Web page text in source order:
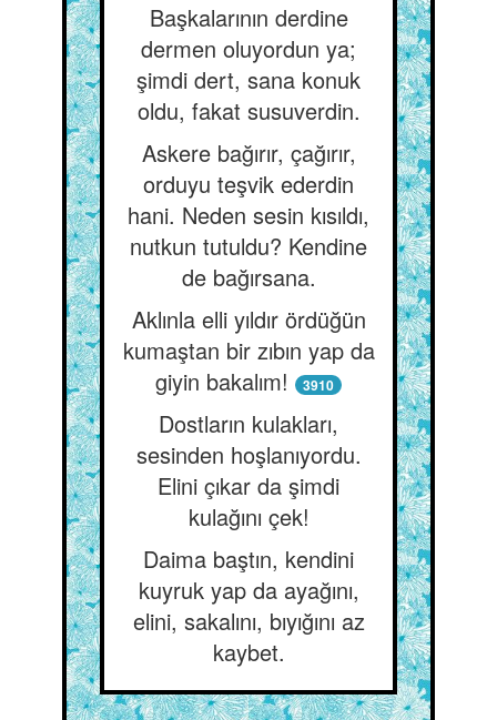
Başkalarının derdine
dermen oluyordun ya;
şimdi dert, sana konuk
oldu, fakat susuverdin.
Askere bağırır, çağırır,
orduyu teşvik ederdin
hani. Neden sesin kısıldı,
nutkun tutuldu? Kendine
de bağırsana.
Aklınla elli yıldır ördüğün
kumaştan bir zıbın yap da
giyin bakalım!
3910
Dostların kulakları,
sesinden hoşlanıyordu.
Elini çıkar da şimdi
kulağını çek!
Daima baştın, kendini
kuyruk yap da ayağını,
elini, sakalını, bıyığını az
kaybet.